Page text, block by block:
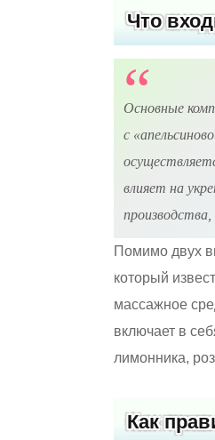
Что
Основные
с
влияет на
Помимо двух
который
массажное
включает в
лимонника,
Как